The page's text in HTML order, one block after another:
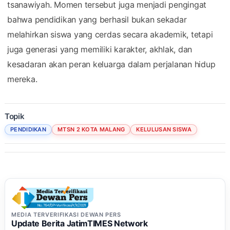
tsanawiyah. Momen tersebut juga menjadi pengingat
bahwa pendidikan yang berhasil bukan sekadar
melahirkan siswa yang cerdas secara akademik, tetapi
juga generasi yang memiliki karakter, akhlak, dan
kesadaran akan peran keluarga dalam perjalanan hidup
mereka.
Topik
PENDIDIKAN MTSN 2 KOTA MALANG KELULUSAN SISWA
MEDIA TERVERIFIKASI DEWAN PERS
Update Berita JatimTIMES Network